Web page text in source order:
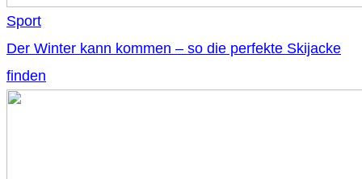
Sport
Der Winter kann kommen – so die perfekte Skijacke
finden